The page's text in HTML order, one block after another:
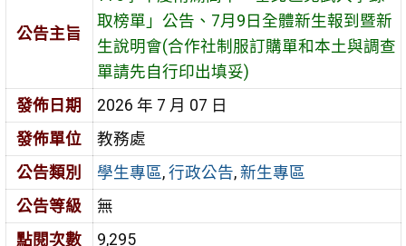
公告主旨
取榜單」公告、7月9日全體新生報到暨新
生說明會(合作社制服訂購單和本土與調查
單請先自行印出填妥)
發佈日期
2026 年 7 月 07 日
發佈單位
教務處
公告類別
學生專區, 行政公告, 新生專區
公告等級
無
點閱次數
9,295